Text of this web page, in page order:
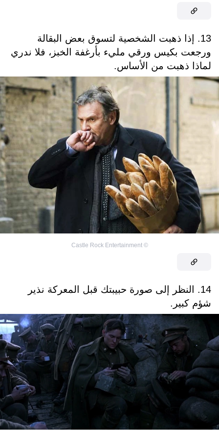
13. إذا ذهبت الشخصية لتسوق بعض البقالة
ورجعت بكيس ورقي مليء بأرغفة الخبز، فلا ندري
لماذا ذهبت من الأساس.
©
Castle Rock Entertainment
14. النظر إلى صورة حبيبتك قبل المعركة نذير
شؤم كبير.